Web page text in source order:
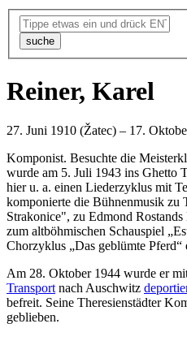
suche
Reiner, Karel
27. Juni 1910 (Žatec) – 17.
Komponist. Besuchte die
wurde am 5. Juli 1943 ins Ghetto
hier u. a. einen Liederzyklus mit
komponierte die Bühnenmusik zu
Strakonice", zu Edmond
zum altböhmischen Schauspiel
Chorzyklus „Das geblümte Pferd“
Am 28. Oktober 1944 wurde er
Transportnach Auschwitz
befreit. Seine Theresienstädter
geblieben.